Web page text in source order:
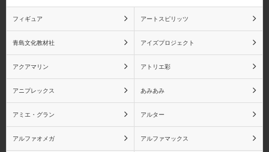
フィギュア アートスピリッツ
青島文化教材社 アイズプロジェクト
アクアマリン アトリエ彩
アニプレックス あみあみ
アミエ・グラン アルター
アルファオメガ アルファマックス